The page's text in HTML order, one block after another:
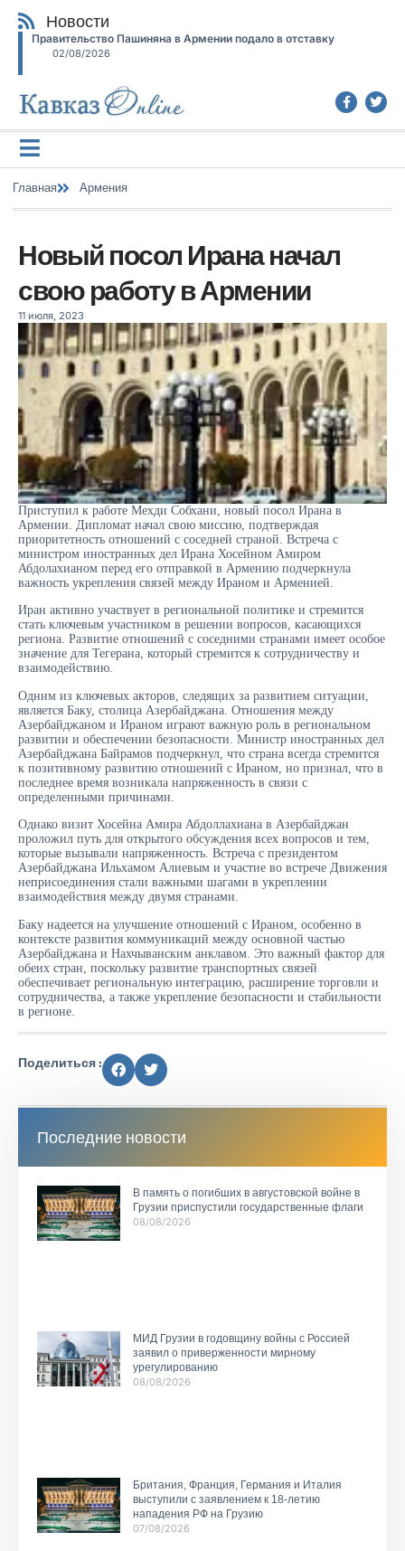
Новости
Правительство Пашиняна в Армении подало в отставку
02/08/2026
Главная Армения
Новый посол Ирана начал
свою работу в Армении
11 июля, 2023
Приступил к работе Мехди Собхани, новый посол Ирана в
Армении. Дипломат начал свою миссию, подтверждая
приоритетность отношений с соседней страной. Встреча с
министром иностранных дел Ирана Хосейном Амиром
Абдолахианом перед его отправкой в Армению подчеркнула
важность укрепления связей между Ираном и Арменией.
Иран активно участвует в региональной политике и стремится
стать ключевым участником в решении вопросов, касающихся
региона. Развитие отношений с соседними странами имеет особое
значение для Тегерана, который стремится к сотрудничеству и
взаимодействию.
Одним из ключевых акторов, следящих за развитием ситуации,
является Баку, столица Азербайджана. Отношения между
Азербайджаном и Ираном играют важную роль в региональном
развитии и обеспечении безопасности. Министр иностранных дел
Азербайджана Байрамов подчеркнул, что страна всегда стремится
к позитивному развитию отношений с Ираном, но признал, что в
последнее время возникала напряженность в связи с
определенными причинами.
Однако визит Хосейна Амира Абдоллахиана в Азербайджан
проложил путь для открытого обсуждения всех вопросов и тем,
которые вызывали напряженность. Встреча с президентом
Азербайджана Ильхамом Алиевым и участие во встрече Движения
неприсоединения стали важными шагами в укреплении
взаимодействия между двумя странами.
Баку надеется на улучшение отношений с Ираном, особенно в
контексте развития коммуникаций между основной частью
Азербайджана и Нахчыванским анклавом. Это важный фактор для
обеих стран, поскольку развитие транспортных связей
обеспечивает региональную интеграцию, расширение торговли и
сотрудничества, а также укрепление безопасности и стабильности
в регионе.
Поделиться :
Последние новости
В память о погибших в августовской войне в
Грузии приспустили государственные флаги
08/08/2026
МИД Грузии в годовщину войны с Россией
заявил о приверженности мирному
урегулированию
08/08/2026
Британия, Франция, Германия и Италия
выступили с заявлением к 18-летию
нападения РФ на Грузию
07/08/2026